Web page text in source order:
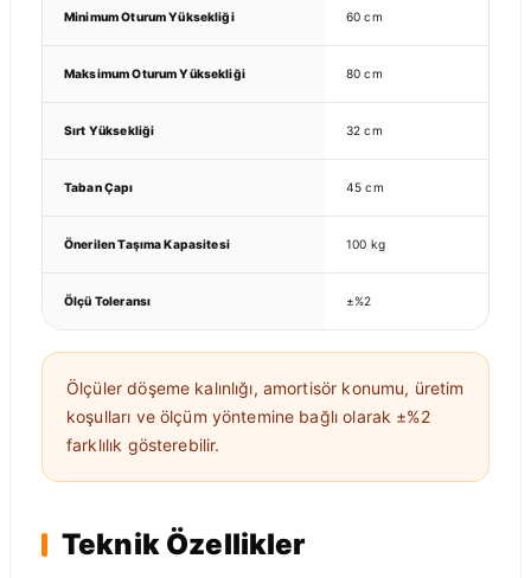
Minimum Oturum Yüksekliği 60 cm
Maksimum Oturum Yüksekliği 80 cm
Sırt Yüksekliği 32 cm
Taban Çapı 45 cm
Önerilen Taşıma Kapasitesi 100 kg
Ölçü Toleransı ±%2
Ölçüler döşeme kalınlığı, amortisör konumu, üretim
koşulları ve ölçüm yöntemine bağlı olarak ±%2
farklılık gösterebilir.
Teknik Özellikler